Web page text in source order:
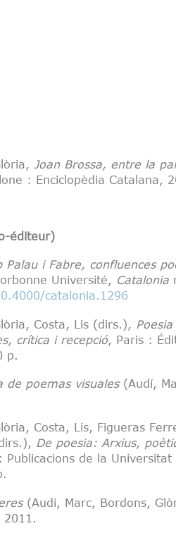
Joan Brossa, entre la
: Enciclopèdia Catalana,
éditeur)
Palau i Fabre, confluences
Université, Catalonia
catalonia.1296
Costa, Lis (dirs.), Poesia
crítica i recepció, Paris :
p.
de poemas visuales(Audí,
Costa, Lis, Figueras
De poesia: Arxius,
Publicacions de la Universitat
(Audí, Marc, Bordons,